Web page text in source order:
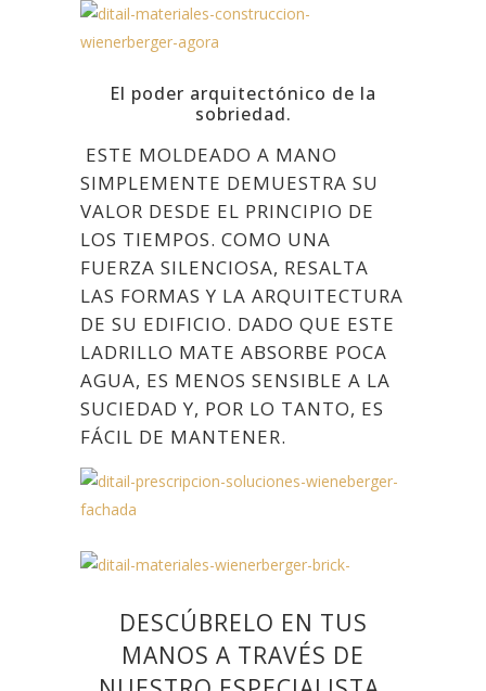
El poder arquitectónico de la
sobriedad.
ESTE MOLDEADO A MANO
SIMPLEMENTE DEMUESTRA SU
VALOR DESDE EL PRINCIPIO DE
LOS TIEMPOS. COMO UNA
FUERZA SILENCIOSA, RESALTA
LAS FORMAS Y LA ARQUITECTURA
DE SU EDIFICIO. DADO QUE ESTE
LADRILLO MATE ABSORBE POCA
AGUA, ES MENOS SENSIBLE A LA
SUCIEDAD Y, POR LO TANTO, ES
FÁCIL DE MANTENER.
DESCÚBRELO EN TUS
MANOS A TRAVÉS DE